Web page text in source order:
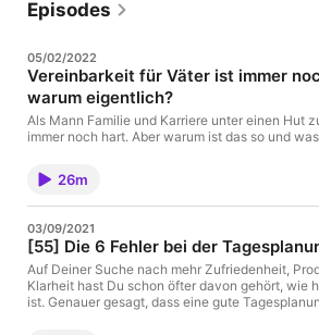
Episodes
05/02/2022
Vereinbarkeit für Väter ist immer
warum eigentlich?
Als Mann Familie und Karriere unter einen Hut
immer noch hart. Aber warum ist das so und
Folge des Podcasts. Um das Thema kümmere
Mal nicht alleine. Meine Gäste sind: Fabian Soethof Er ist selbst
Papa, bloggt auf newkidandtheblog.de über
“Väter können das auch” und trägt den
Untertitel: Es ist Zeit, Familie endlich
Gabriel Rath Ich bin Gabriel, Rostocker Jung`,
Vater von 3 kleinen Töchtern und kreativer
Vorliebe für Digitale Kommunikation und New
26m
03/09/2021
[55] Die 6 Fehler bei der
Auf Deiner Suche nach mehr Zufriedenheit,
Klarheit hast Du schon öfter davon gehört, wie
ist. Genauer gesagt, dass eine gute